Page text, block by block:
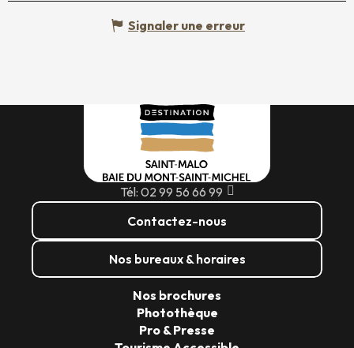
Signaler une erreur
Tél: 02 99 56 66 99
Contactez-nous
Nos bureaux & horaires
Nos brochures
Photothèque
Pro & Presse